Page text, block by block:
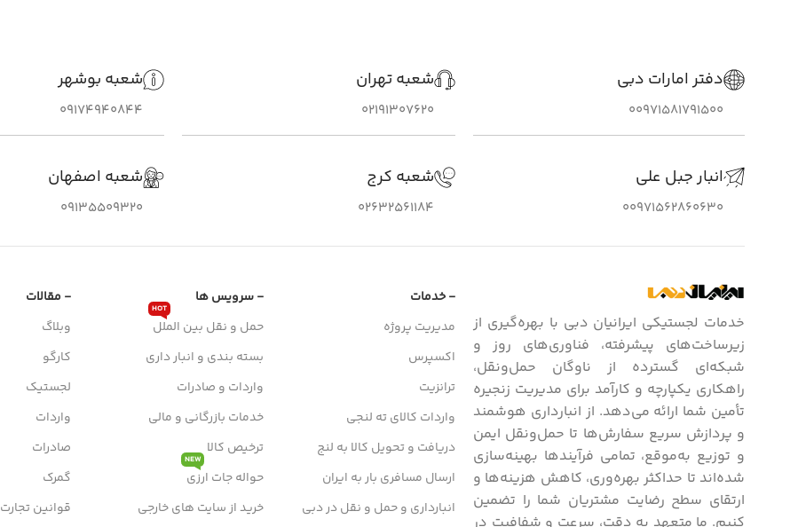
دفتر امارات دبی
00971581791500
انبار جبل علی
00971562860630
شعبه تهران
02191307620
شعبه کرج
02632561184
شعبه بوشهر
09174940844
شعبه اصفهان
09135509320
خدمات لجستیکی ایرانیان دبی با بهره‌گیری از
زیرساخت‌های پیشرفته، فناوری‌های روز و
شبکه‌ای گسترده از ناوگان حمل‌ونقل،
راهکاری یکپارچه و کارآمد برای مدیریت زنجیره
تأمین شما ارائه می‌دهد. از انبارداری هوشمند
و پردازش سریع سفارش‌ها تا حمل‌ونقل ایمن
و توزیع به‌موقع، تمامی فرآیندها بهینه‌سازی
شده‌اند تا حداکثر بهره‌وری، کاهش هزینه‌ها و
ارتقای سطح رضایت مشتریان شما را تضمین
کنیم. ما متعهد به دقت، سرعت و شفافیت در
- خدمات
مدیریت پروژه
اکسپرس
ترانزیت
واردات کالای ته لنجی
دریافت و تحویل کالا به لنج
ارسال مسافری بار به ایران
انبارداری و حمل و نقل در دبی
- سرویس ها
حمل و نقل بین الملل
HOT
بسته بندی و انبار داری
واردات و صادرات
خدمات بازرگانی و مالی
ترخیص کالا
حواله جات ارزی
NEW
خرید از سایت های خارجی
- مقالات
وبلاگ
کارگو
لجستیک
واردات
صادرات
گمرک
قوانین تجارت